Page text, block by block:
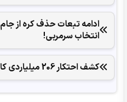
ادامه تبعات حذف کره از
انتخاب سرمربی!
کشف احتکار 206 میلیاردی کالاهای اساسی در اردبیل